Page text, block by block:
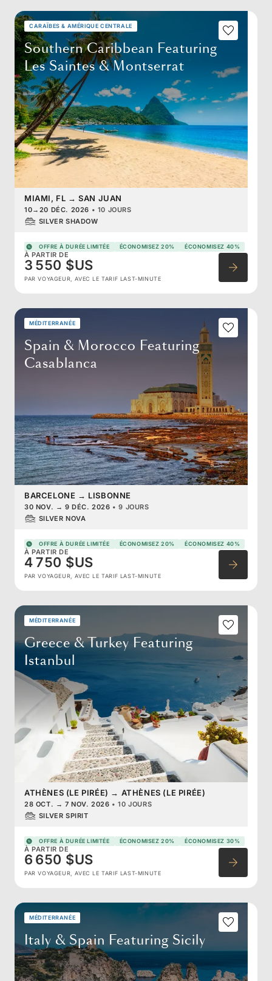
CARAÏBES & AMÉRIQUE CENTRALE
Southern Caribbean Featuring
Les Saintes & Montserrat
MIAMI, FL → SAN JUAN
10→ 20 DÉC. 2026 • 10 JOURS
SILVER SHADOW
OFFRE À DURÉE LIMITÉE ÉCONOMISEZ 20% ÉCONOMISEZ 40%
À PARTIR DE
3 550 $US
PAR VOYAGEUR, AVEC LE TARIF LAST-MINUTE
MÉDITERRANÉE
Spain & Morocco Featuring
Casablanca
BARCELONE → LISBONNE
30 NOV. → 9 DÉC. 2026 •9 JOURS
SILVER NOVA
OFFRE À DURÉE LIMITÉE ÉCONOMISEZ 20% ÉCONOMISEZ 40%
À PARTIR DE
4 750 $US
PAR VOYAGEUR, AVEC LE TARIF LAST-MINUTE
MÉDITERRANÉE
Greece & Turkey Featuring
Istanbul
ATHÈNES (LE PIRÉE) → ATHÈNES (LE PIRÉE)
28 OCT. → 7 NOV. 2026 •10 JOURS
SILVER SPIRIT
OFFRE À DURÉE LIMITÉE ÉCONOMISEZ 20% ÉCONOMISEZ 30%
À PARTIR DE
6 650 $US
PAR VOYAGEUR, AVEC LE TARIF LAST-MINUTE
MÉDITERRANÉE
Italy & Spain Featuring Sicily